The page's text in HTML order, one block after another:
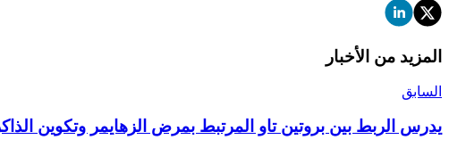
المزيد من الأخبار
السابق
يدرس الربط بين بروتين تاو المرتبط بمرض الزهايمر وتكوين